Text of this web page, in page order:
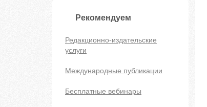
Рекомендуем
Редакционно-издательские
услуги
Международные публикации
Бесплатные вебинары